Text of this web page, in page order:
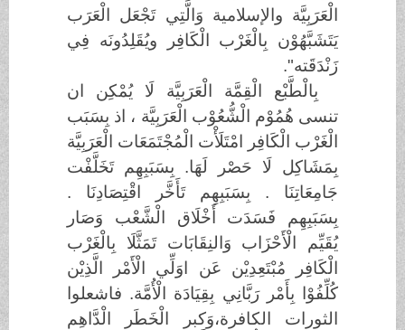
الْعَرَبِيَّة والإسلامية وَالَّتِي تَجْعَل الْعَرَب
يَتَشَبَّهُوْن بِالْغَرْب الْكَافِر ويُقَلِدُونَه فِي
زَنْدَقَته".
بِالْطَّبْع الْقِمَّة الْعَرَبِيَّة لَا يُمْكِن ان
تنسى هُمُوْم الْشُّعُوْب الْعَرَبِيَّة ، اذ بِسَبَب
الْغَرْب الْكَافِر امْتَلَأْت الْمُجْتَمَعَات الْعَرَبِيَّة
بِمَشَاكِل لَا حَصْر لَهَا. بِسَبَبِهِم تَخَلَّفْت
جَامِعَاتِنَا . بِسَبَبِهِم تَأَخَّر اقْتِصَادِنَا .
بِسَبَبِهِم فَسَدَت أَخْلَاق الْشَّعْب وَصَار
يُقَيِّم الْأَحْزَاب وَالنِقَابَات تَمَثَّلَا بِالْغَرْب
الْكَافِر مُبْتَعِدِيْن عَن اوَلِّي الْأَمْر الَّذِيْن
كُلِّفُوْا بِأَمْر رَبَّانِي بِقِيَادَة الْأُمَّة. فاشعلوا
الثورات الكافرة،وَكبر الْخَطَر الْدَّاهِم